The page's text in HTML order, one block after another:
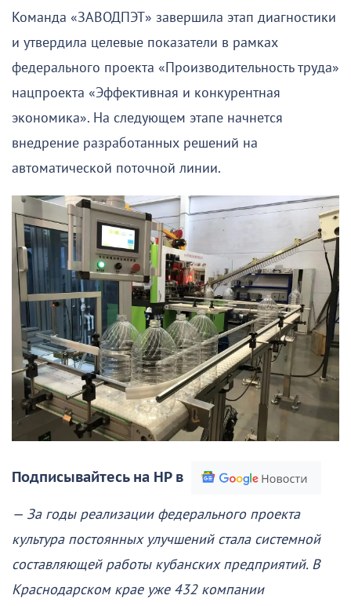
Команда «ЗАВОДПЭТ» завершила этап диагностики
и утвердила целевые показатели в рамках
федерального проекта «Производительность труда»
нацпроекта «Эффективная и конкурентная
экономика». На следующем этапе начнется
внедрение разработанных решений на
автоматической поточной линии.
Подписывайтесь на НР в
— За годы реализации федерального проекта
культура постоянных улучшений стала системной
составляющей работы кубанских предприятий. В
Краснодарском крае уже 432 компании